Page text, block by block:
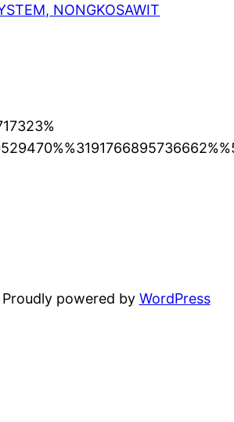
NONGKOSAWIT
Proudly powered by WordPress